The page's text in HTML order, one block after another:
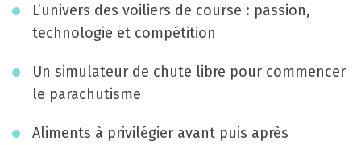
d
L’univers des voiliers de course : passion,
technologie et compétition
Un simulateur de chute libre pour commencer
le parachutisme
Aliments à privilégier avant puis après